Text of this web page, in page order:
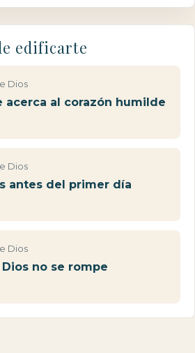
edificarte
Dios
acerca al corazón humilde
Dios
antes del primer día
Dios
no se rompe